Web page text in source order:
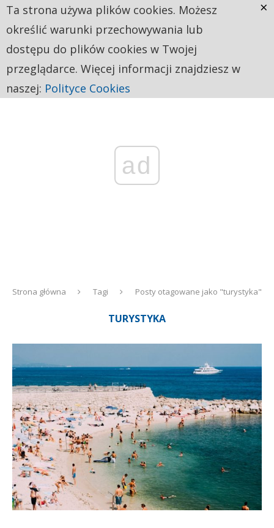
ad
Strona główna Tagi Posty otagowane jako "turystyka"
TURYSTYKA
Ta strona używa plików cookies. Możesz
określić warunki przechowywania lub
dostępu do plików cookies w Twojej
przeglądarce. Więcej informacji znajdziesz w
naszej: Polityce Cookies
×